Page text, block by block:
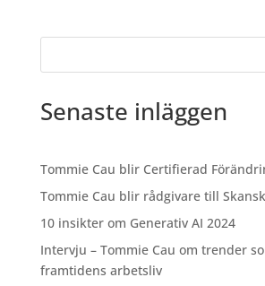
Senaste inläggen
Tommie Cau blir Certifierad
Tommie Cau blir rådgivare till
10 insikter om Generativ AI 2024
Intervju – Tommie Cau om trender
framtidens arbetsliv